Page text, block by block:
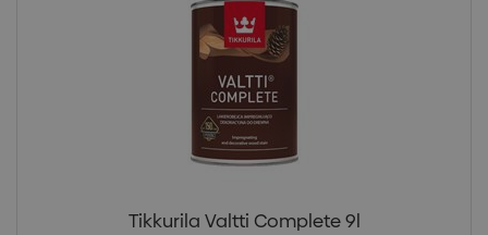
Tikkurila Valtti Complete 9l